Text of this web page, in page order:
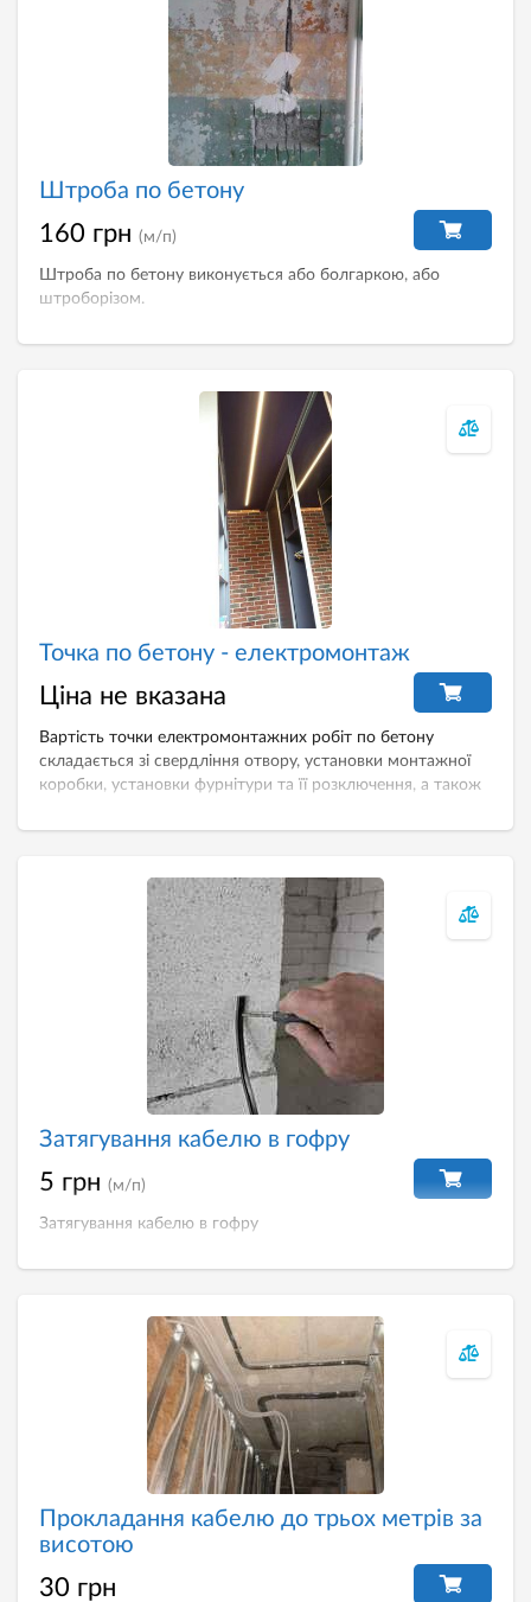
Штроба по бетону
160 грн (м/п)
Штроба по бетону виконується або болгаркою, або
штроборізом.
Точка по бетону - електромонтаж
Ціна не вказана
Вартість точки електромонтажних робіт по бетону
складається зі свердління отвору, установки монтажної
коробки, установки фурнітури та її розключення, а також
Затягування кабелю в гофру
5 грн (м/п)
Затягування кабелю в гофру
Прокладання кабелю до трьох метрів за
висотою
30 грн